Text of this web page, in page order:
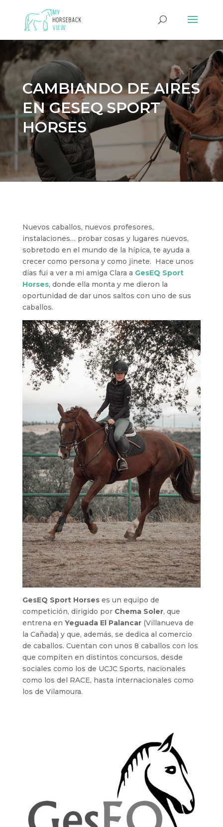
CAMBIANDO DE AIRES
EN GESEQ SPORT
HORSES
Nuevos caballos, nuevos profesores,
instalaciones… probar cosas y lugares nuevos,
sobretodo en el mundo de la hípica, te ayuda a
crecer como persona y como jinete. Hace unos
días fui a ver a mi amiga Clara a GesEQ Sport
Horses, donde ella monta y me dieron la
oportunidad de dar unos saltos con uno de sus
caballos.
GesEQ Sport Horseses un equipo de
competición, dirigido por Chema Soler, que
entrena en Yeguada El Palancar(Villanueva de
la Cañada) y que, además, se dedica al comercio
de caballos. Cuentan con unos 8 caballos con los
que compiten en distintos concursos, desde
sociales como los de UCJC Sports, nacionales
como los del RACE, hasta internacionales como
los de Vilamoura.